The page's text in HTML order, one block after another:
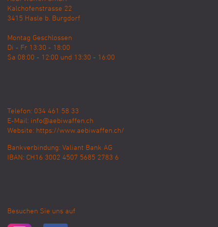
Kalchofenstrasse 22
3415 Hasle b. Burgdorf
Montag Geschlossen
Di - Fr 13:30 - 18:00
Sa 08:00 - 12:00 und 13:30 - 16:00
Telefon: 034 461 58 33
E-Mail: info@aebiwaffen.ch
Website: https://www.aebiwaffen.ch/
Bankverbindung: Valiant Bank AG
IBAN: CH16 3002 4507 5685 2783 6
Besuchen Sie uns auf